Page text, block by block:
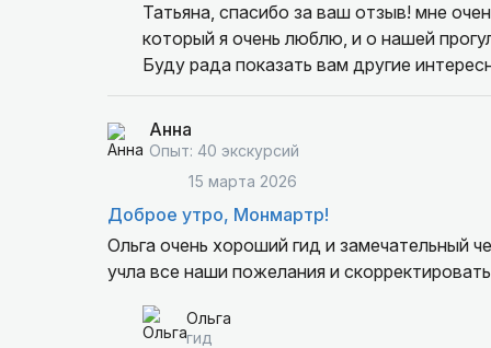
Татьяна, спасибо за ваш отзыв! мне
который я очень люблю, и о нашей
Буду рада показать вам другие
Анна
Опыт: 40 экскурсий
15 марта 2026
Доброе утро, Монмартр!
Ольга очень хороший гид и замечательный
учла все наши пожелания и
Ольга
гид